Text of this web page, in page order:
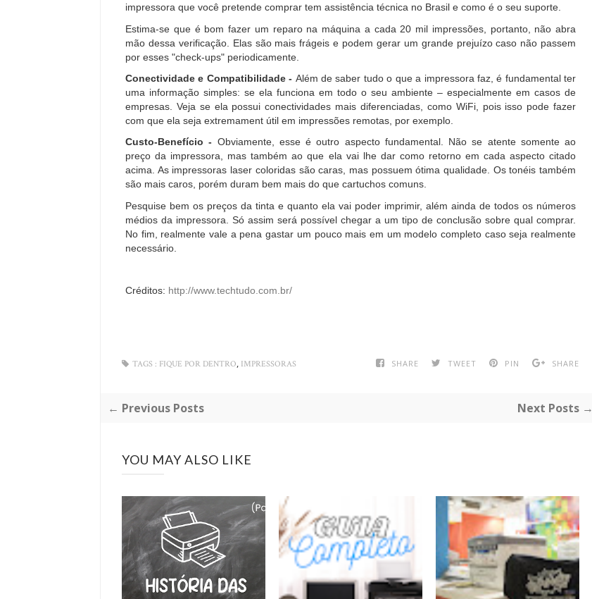
impressora que você pretende comprar tem assistência técnica no Brasil e como é o seu suporte.
Estima-se que é bom fazer um reparo na máquina a cada 20 mil impressões, portanto, não abra
mão dessa verificação. Elas são mais frágeis e podem gerar um grande prejuízo caso não passem
por esses "check-ups" periodicamente.
Conectividade e Compatibilidade - Além de saber tudo o que a impressora faz, é fundamental ter
uma informação simples: se ela funciona em todo o seu ambiente – especialmente em casos de
empresas. Veja se ela possui conectividades mais diferenciadas, como WiFi, pois isso pode fazer
com que ela seja extremament útil em impressões remotas, por exemplo.
Custo-Benefício - Obviamente, esse é outro aspecto fundamental. Não se atente somente ao
preço da impressora, mas também ao que ela vai lhe dar como retorno em cada aspecto citado
acima. As impressoras laser coloridas são caras, mas possuem ótima qualidade. Os tonéis também
são mais caros, porém duram bem mais do que cartuchos comuns.
Pesquise bem os preços da tinta e quanto ela vai poder imprimir, além ainda de todos os números
médios da impressora. Só assim será possível chegar a um tipo de conclusão sobre qual comprar.
No fim, realmente vale a pena gastar um pouco mais em um modelo completo caso seja realmente
necessário.
Créditos: http://www.techtudo.com.br/
SHARE TWEET PIN SHARE
TAGS : FIQUE POR DENTRO, IMPRESSORAS
← Previous Posts Next Posts →
YOU MAY ALSO LIKE